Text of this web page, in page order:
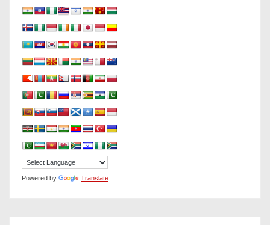
Powered by Translate